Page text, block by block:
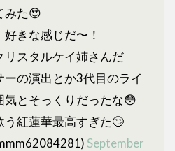
みた😍
きな感じだ〜！
リスタルケイ姉さんだ
の演出とか3代目のライ
気とそっくりだったな😳
う紅蓮華最高すぎた🙄
September